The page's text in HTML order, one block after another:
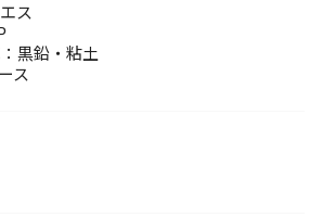
ス
黒鉛・粘土
ス